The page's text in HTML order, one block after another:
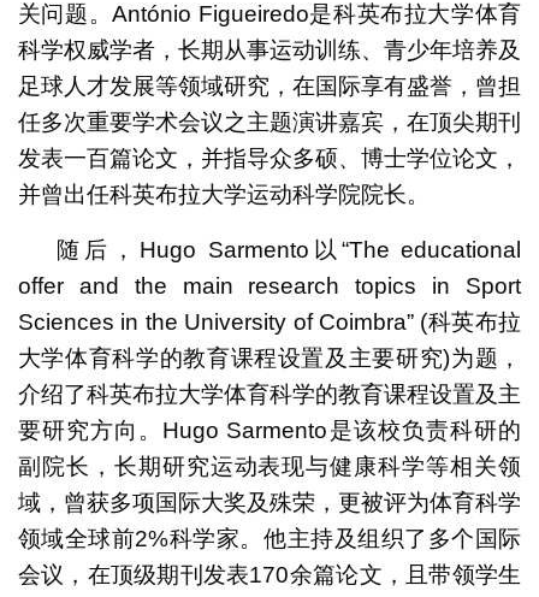
关问题。António Figueiredo是科英布拉大学体育
科学权威学者，长期从事运动训练、青少年培养及
足球人才发展等领域研究，在国际享有盛誉，曾担
任多次重要学术会议之主题演讲嘉宾，在顶尖期刊
发表一百篇论文，并指导众多硕、博士学位论文，
并曾出任科英布拉大学运动科学院院长。
随后，Hugo Sarmento以“The educational
offer and the main research topics in Sport
Sciences in the University of Coimbra” (科英布拉
大学体育科学的教育课程设置及主要研究)为题，
介绍了科英布拉大学体育科学的教育课程设置及主
要研究方向。Hugo Sarmento是该校负责科研的
副院长，长期研究运动表现与健康科学等相关领
域，曾获多项国际大奖及殊荣，更被评为体育科学
领域全球前2%科学家。他主持及组织了多个国际
会议，在顶级期刊发表170余篇论文，且带领学生